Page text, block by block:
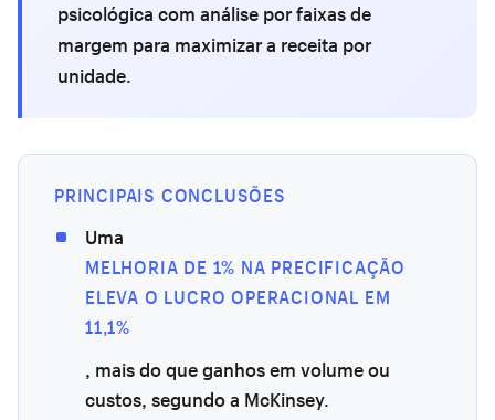
psicológica com análise por faixas de
margem para maximizar a receita por
unidade.
PRINCIPAIS CONCLUSÕES
Uma
MELHORIA DE 1% NA PRECIFICAÇÃO
ELEVA O LUCRO OPERACIONAL EM
11,1%
, mais do que ganhos em volume ou
custos, segundo a McKinsey.